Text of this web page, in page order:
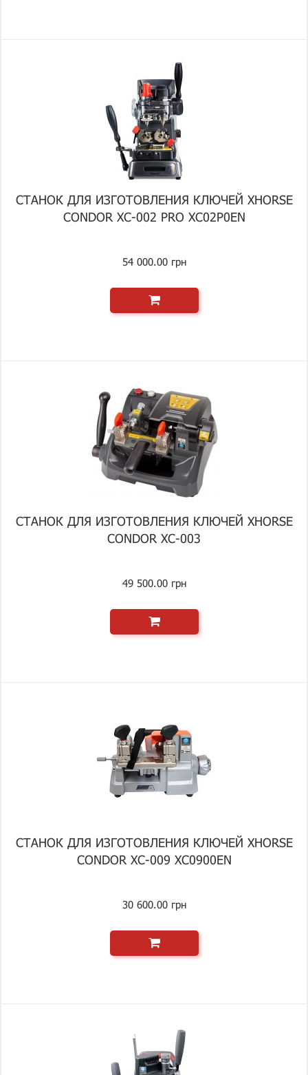
СТАНОК ДЛЯ ИЗГОТОВЛЕНИЯ КЛЮЧЕЙ XHORSE
CONDOR XC-002 PRO XC02P0EN
54 000.00 грн
СТАНОК ДЛЯ ИЗГОТОВЛЕНИЯ КЛЮЧЕЙ XHORSE
CONDOR XC-003
49 500.00 грн
СТАНОК ДЛЯ ИЗГОТОВЛЕНИЯ КЛЮЧЕЙ XHORSE
CONDOR XC-009 XC0900EN
30 600.00 грн